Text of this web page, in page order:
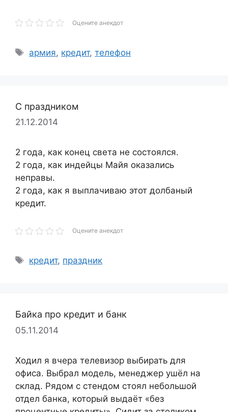
Оцените анекдот
Метки
армия, кредит,телефон
С праздником
21.12.2014
2 года, как конец света не состоялся.
2 года, как индейцы Майя оказались
неправы.
2 года, как я выплачиваю этот долбаный
кредит.
Оцените анекдот
Метки
кредит, праздник
Байка про кредит и банк
05.11.2014
Ходил я вчера телевизор выбирать для
офиса. Выбрал модель, менеджер ушёл на
склад. Рядом с стендом стоял небольшой
отдел банка, который выдаёт «без